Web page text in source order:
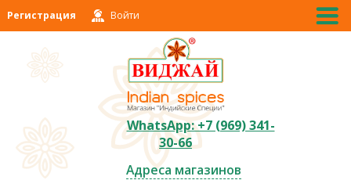
Регистрация Войти
WhatsApp: +7 (969) 341-
30-66
Адреса магазинов